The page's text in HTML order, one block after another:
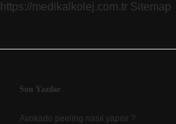
https://medikalkolej.com.tr Sitemap
Sidebar
Son Yazılar
Avokado peeling nasıl yapılır ?